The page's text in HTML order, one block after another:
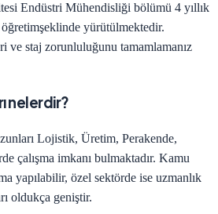
Endüstri Mühendisliği bölümü 4 yıllık
şeklinde yürütülmektedir.
ve staj zorunluluğunu tamamlamanız
nelerdir?
Lojistik, Üretim, Perakende,
çalışma imkanı bulmaktadır. Kamu
yapılabilir, özel sektörde ise uzmanlık
oldukça geniştir.